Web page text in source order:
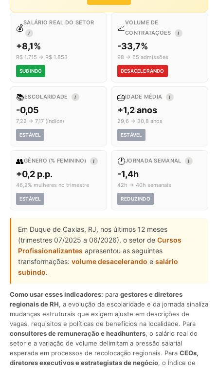
💰
SALÁRIO REAL DO SETOR
I
+8,1%
R$ 1.715 → R$ 1.853
SUBINDO
📈
VOLUME DE
CONTRATAÇÕES
I
-33,7%
98 → 65 admissões
DESACELERANDO
📚ESCOLARIDADE I
-0,05
7,22 → 7,17 (índice)
ESTÁVEL
🎂IDADE MÉDIA I
+1,2 anos
29,6 → 30,8 anos
ESTÁVEL
👥GÊNERO (% FEMININO) I
+0,2 p.p.
46,2% mulheres no trimestre
ESTÁVEL
🕐JORNADA SEMANAL I
-1,4h
42h → 40h semanais
REDUZINDO
Em Duque de Caxias, RJ, nos últimos 12 meses
(trimestres 07/2025 a 06/2026), o setor de Cursos
Profissionalizantes apresentou as seguintes
transformações: volume desacelerando e salário
subindo.
Como usar esses indicadores: para gestores e diretores
regionais de RH, a evolução da escolaridade e da jornada sinaliza
mudanças estruturais que exigem ajuste em descrições de
vagas, requisitos e políticas de benefícios na localidade. Para
consultores de remuneração e headhunters, o salário real do
setor e a variação de volume delimitam a pressão salarial
esperada em processos de recolocação regionais. Para CEOs,
diretores executivos e estrategistas de negócio, o Índice de